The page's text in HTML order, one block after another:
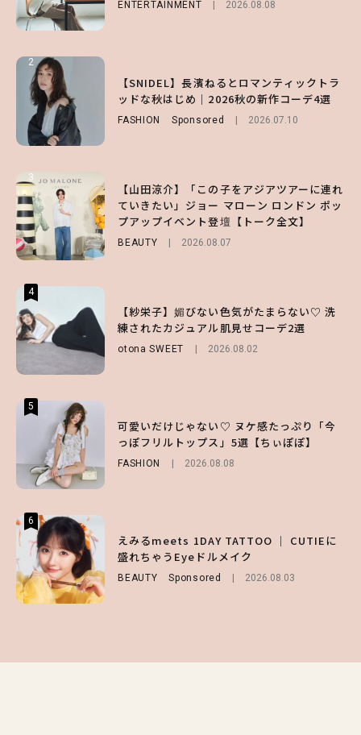
ENTERTAINMENT 2026.08.08
2
【SNIDEL】長濱ねるとロマンティックトラ
ッドな秋はじめ｜2026秋の新作コーデ4選
FASHION Sponsored 2026.07.10
3
【山田涼介】「この子をアジアツアーに連れ
ていきたい」ジョー マローン ロンドン ポッ
プアップイベント登壇【トーク全文】
BEAUTY 2026.08.07
4
【紗栄子】媚びない色気がたまらない♡ 洗
練されたカジュアル肌見せコーデ2選
otona SWEET 2026.08.02
5
可愛いだけじゃない♡ ヌケ感たっぷり「今
っぽフリルトップス」5選【ちぃぽぽ】
FASHION 2026.08.08
6
えみるmeets 1DAY TATTOO ｜ CUTIEに
盛れちゃうEyeドルメイク
BEAUTY Sponsored 2026.08.03
BEAUTY 2026.08.01
2
キープの秘訣や夏の過ごし方など独占インタ
ビュー！
ENTERTAINMENT 2026.07.31
3
【ハローキティ】がスシローと初コラボ♡
第1弾の気になるメニュー＆限定グッズを総
チェック！
LIFESTYLE 2026.07.31
4
【SNIDEL】長濱ねるとロマンティックトラ
ッドな秋はじめ｜2026秋の新作コーデ4選
FASHION Sponsored 2026.07.10
5
【ALD1】グループの魅力＆素顔に迫る♡ 一
問一答をお届け！【sweet web独占】
ENTERTAINMENT 2026.08.03
6
【庄司浩平】初デートの勝負服は？夏の思い
出や最近のハマりものを深掘り
ENTERTAINMENT 2026.08.08
FASHION Sponsored 2026.07.10
2
ノ国屋コラボの“優秀保冷バッグ”は夏の強
い味方！【オトナミューズ9月号増刊】
3
【谷まりあ】夏は“シアースカート”でさり
げなく肌見せ！透け感のニュアンスを楽しめ
るマストハブアイテム4選
FASHION 2026.07.19
4
【ハローキティ】がスシローと初コラボ♡
第1弾の気になるメニュー＆限定グッズを総
チェック！
2026.07.31
5
【夏ヘアのくずれ・うねりに】ヘアメイク夢
月直伝♡ ドライシャンプー「バティスト」
を使ったプロ級スタイリング3選
Sponsored
6
【GU】夏の“主役級”アイテム決定！ヘルシ
ー＆可愛すぎる「大人の肌見せ」トップス3
選
2026.07.19